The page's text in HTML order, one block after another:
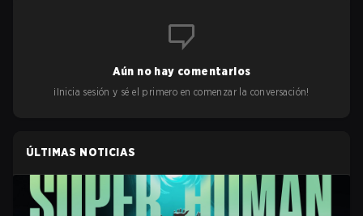
Aún no hay comentarios
¡Inicia sesión y sé el primero en comenzar la conversación!
ÚLTIMAS NOTICIAS